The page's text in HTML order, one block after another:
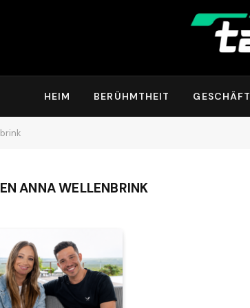
HEIM BERÜHMTHEIT GESCHÄFT
ANNA WELLENBRINK